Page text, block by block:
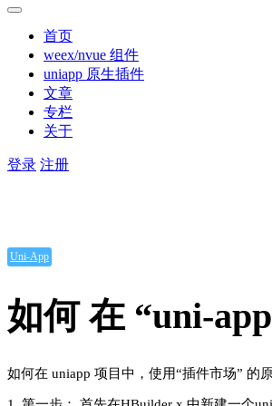
首页
weex/nvue 组件
uniapp 原生插件
文章
专栏
关于
登录 注册
Uni-App
如何 在 “uni-
如何在 uniapp 项目中，使用“插件市场” 的